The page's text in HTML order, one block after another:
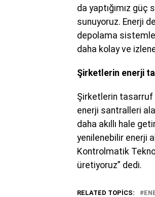
da yaptığımız
sunuyoruz. Enerji
depolama
daha kolay ve
Şirketlerin enerji
Şirketlerin tasarruf
enerji santralleri
daha akıllı hale
yenilenebilir enerji
Kontrolmatik
üretiyoruz” dedi.
RELATED TOPICS: